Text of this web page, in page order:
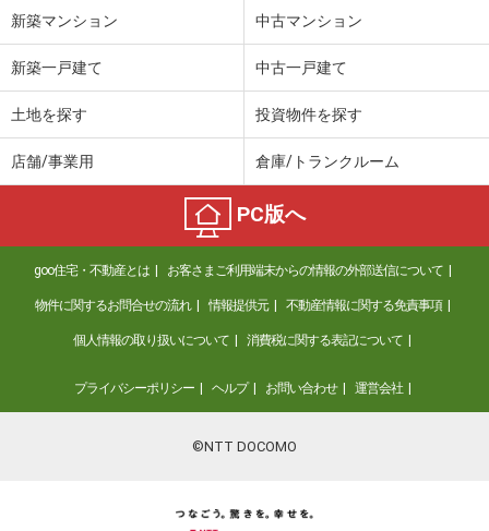
茨城県つくば市谷田部
4,580万円
4,980万円
住 所
茨城県つくば市みどりの中央
建物面積 101.43m²
土地面積
198.21m²
茨城県つくば市東光台２
価 格
3,399万円
住 所
茨城県つくば市東光台２
113.75m²
新築マンション 中古マンション
新築一戸建て 中古一戸建て
土地を探す 投資物件を探す
店舗/事業用 倉庫/トランクルーム
PC版へ
goo住宅・不動産とは お客さまご利用端末からの情報の外部送信について
物件に関するお問合せの流れ 情報提供元 不動産情報に関する免責事項
個人情報の取り扱いについて 消費税に関する表記について
プライバシーポリシー ヘルプ お問い合わせ 運営会社
©NTT DOCOMO